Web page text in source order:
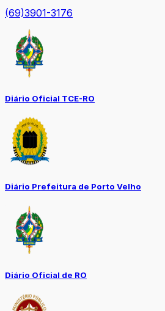
(69)3901-3176
Diário Oficial TCE-RO
Diário Prefeitura de Porto Velho
Diário Oficial de RO